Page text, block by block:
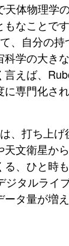
天体物理学
なこと
、自分の
学の大
えば、
専門化さ
打ち上
文衛星
、 ひと時も
タルラ
タ量が増え